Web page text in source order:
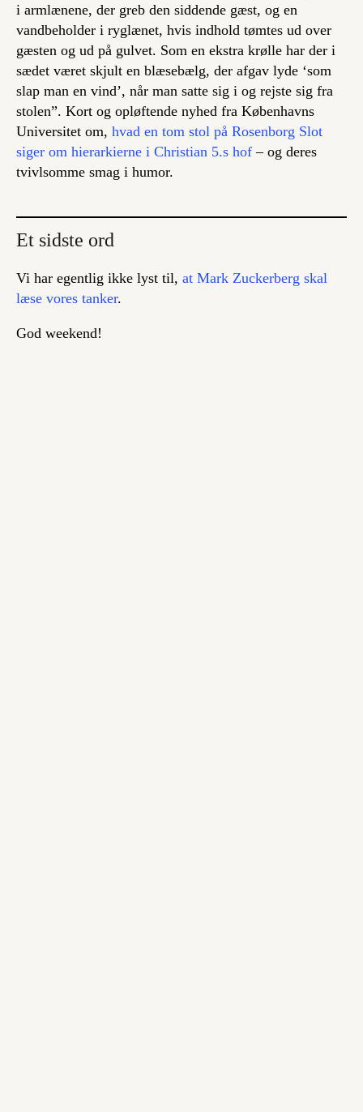
i armlænene, der greb den siddende gæst, og en
vandbeholder i ryglænet, hvis indhold tømtes ud over
gæsten og ud på gulvet. Som en ekstra krølle har der i
sædet været skjult en blæsebælg, der afgav lyde ‘som
slap man en vind’, når man satte sig i og rejste sig fra
stolen”. Kort og opløftende nyhed fra Københavns
Universitet om, hvad en tom stol på Rosenborg Slot
siger om hierarkierne i Christian 5.s hof – og deres
tvivlsomme smag i humor.
Et sidste ord
Vi har egentlig ikke lyst til, at Mark Zuckerberg skal
læse vores tanker.
God weekend!